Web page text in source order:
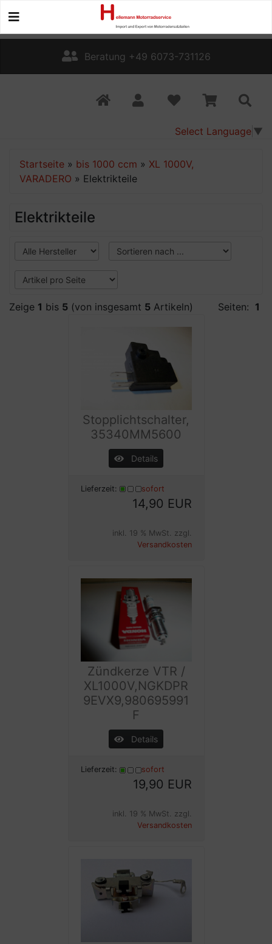
Beratung +49 6073-731126
Select Language ▼
Startseite » bis 1000 ccm » XL 1000V,
VARADERO » Elektrikteile
Elektrikteile
Zeige 1 bis 5 (von insgesamt 5 Artikeln) Seiten: 1
Stopplichtschalter,
35340MM5600
Details
Lieferzeit: sofort
14,90 EUR
inkl. 19 % MwSt. zzgl.
Versandkosten
Zündkerze VTR /
XL1000V,NGKDPR
9EVX9,980695991
F
Details
Lieferzeit: sofort
19,90 EUR
inkl. 19 % MwSt. zzgl.
Versandkosten